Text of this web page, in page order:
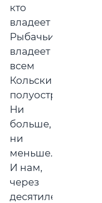
кто
владеет
Рыбачьим,
владеет
всем
Кольским
полуостровом».
Ни
больше,
ни
меньше.
И нам,
через
десятилетия